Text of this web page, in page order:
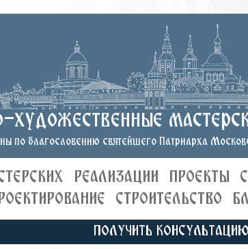
художественные
по благословению святейшего Патриарха
РЕАЛИЗАЦИИ ПРОЕКТЫ
СТРОИТЕЛЬСТВО
ПОЛУЧИТЬ КОНСУЛЬТАЦИЮ